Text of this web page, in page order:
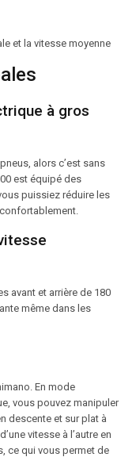
et la vitesse moyenne
à gros
alors c’est sans
est équipé des
puissiez réduire les
avant et arrière de 180
même dans les
En mode
vous pouvez manipuler
descente et sur plat à
vitesse à l’autre en
ce qui vous permet de